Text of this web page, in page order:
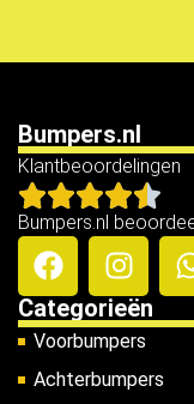
Bumpers.nl
Klantbeoordelingen
Bumpers.nl
Categorieën
Voorbumpers
Achterbumpers